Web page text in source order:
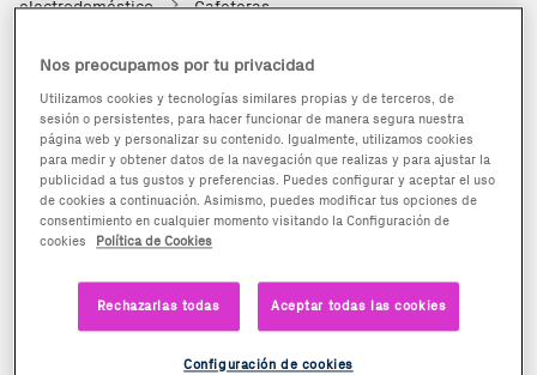
electrodoméstico
Cafeteras
Nos preocupamos por tu privacidad
Utilizamos cookies y tecnologías similares propias y de terceros, de
sesión o persistentes, para hacer funcionar de manera segura nuestra
página web y personalizar su contenido. Igualmente, utilizamos cookies
para medir y obtener datos de la navegación que realizas y para ajustar la
publicidad a tus gustos y preferencias. Puedes configurar y aceptar el uso
de cookies a continuación. Asimismo, puedes modificar tus opciones de
consentimiento en cualquier momento visitando la Configuración de
cookies
Política de Cookies
Rechazarlas todas Aceptar todas las cookies
Configuración de cookies